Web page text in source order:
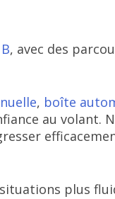
, avec des
, boîte
au volant.
plus